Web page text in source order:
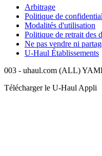
Arbitrage
Politique de
Modalités d'utilisation
Politique de retrait des
Ne pas vendre ni
U-Haul Établissements
003 - uhaul.com (ALL)
Télécharger le U-Haul Appli